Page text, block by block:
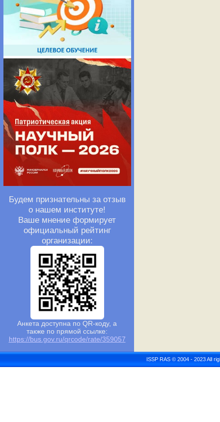
Будем признательны за отзыв
о нашем институте!
Ваше мнение формирует
официальный рейтинг
организации:
Анкета доступна по QR-коду, а
также по прямой ссылке:
https://bus.gov.ru/qrcode/rate/359057
ISSP RAS © 2004 - 2023 All